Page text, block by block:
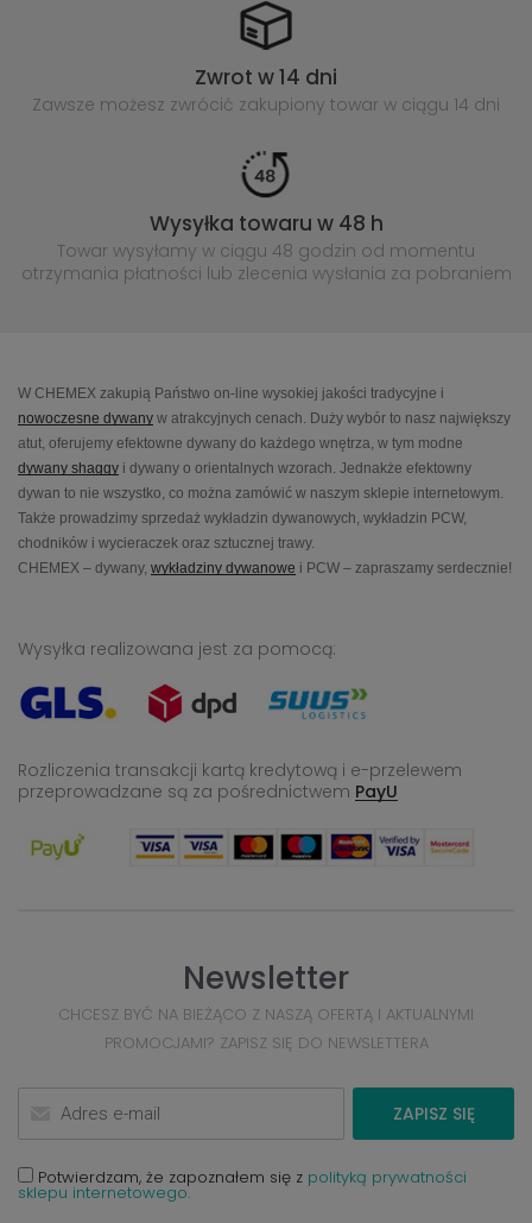
Zwrot w 14 dni
Zawsze możesz zwrócić zakupiony towar w ciągu 14 dni
Wysyłka towaru w 48 h
Towar wysyłamy w ciągu 48 godzin od momentu
otrzymania płatności lub zlecenia wysłania za pobraniem
W CHEMEX zakupią Państwo on-line wysokiej jakości tradycyjne i
nowoczesne dywany w atrakcyjnych cenach. Duży wybór to nasz największy
atut, oferujemy efektowne dywany do każdego wnętrza, w tym modne
dywany shaggy i dywany o orientalnych wzorach. Jednakże efektowny
dywan to nie wszystko, co można zamówić w naszym sklepie internetowym.
Także prowadzimy sprzedaż wykładzin dywanowych, wykładzin PCW,
chodników i wycieraczek oraz sztucznej trawy.
CHEMEX – dywany, wykładziny dywanowe i PCW – zapraszamy serdecznie!
Wysyłka realizowana jest za pomocą:
Rozliczenia transakcji kartą kredytową i e-przelewem
przeprowadzane są za pośrednictwem PayU
Newsletter
CHCESZ BYĆ NA BIEŻĄCO Z NASZĄ OFERTĄ I AKTUALNYMI
PROMOCJAMI? ZAPISZ SIĘ DO NEWSLETTERA
ZAPISZ SIĘ
Potwierdzam, że zapoznałem się z polityką prywatności
sklepu internetowego.